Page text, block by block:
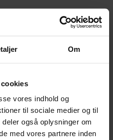
Om
vores indhold og
til sociale medier og til
også oplysninger om
med vores partnere inden